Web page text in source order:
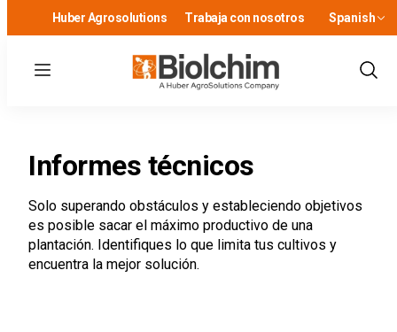
Huber Agrosolutions Trabaja con nosotros Spanish
Menu
Show
Informes técnicos
Solo superando obstáculos y estableciendo objetivos
es posible sacar el máximo productivo de una
plantación. Identifiques lo que limita tus cultivos y
encuentra la mejor solución.